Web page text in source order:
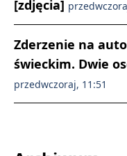
[zdjęcia]
Zderzenie na
świeckim. Dwie
przedwczoraj, 11:51